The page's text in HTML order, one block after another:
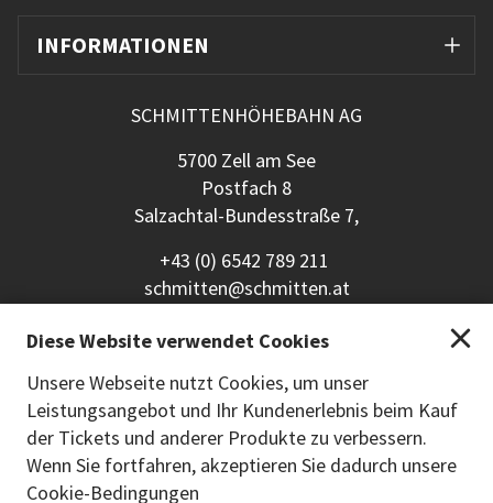
INFORMATIONEN
SCHMITTENHÖHEBAHN AG
5700 Zell am See
Postfach 8
Salzachtal-Bundesstraße 7,
+43 (0) 6542 789 211
schmitten@schmitten.at
ZAHLUNGSMETHODEN
Diese Website verwendet Cookies
Unsere Webseite nutzt Cookies, um unser
Leistungsangebot und Ihr Kundenerlebnis beim Kauf
der Tickets und anderer Produkte zu verbessern.
Wenn Sie fortfahren, akzeptieren Sie dadurch unsere
Cookie-Bedingungen